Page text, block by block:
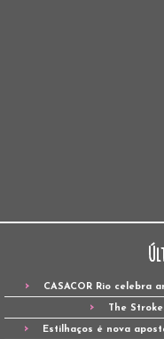
CASACOR Rio celebra
The
Estilhaços é nova